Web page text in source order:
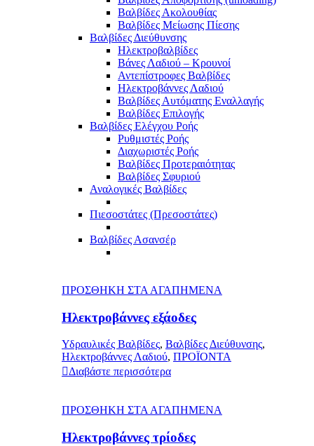
Βαλβίδες Ακολουθίας
Βαλβίδες Μείωσης Πίεσης
Βαλβίδες Διεύθυνσης
Ηλεκτροβαλβίδες
Βάνες Λαδιού – Κρουνοί
Αντεπίστροφες Βαλβίδες
Ηλεκτροβάννες Λαδιού
Βαλβίδες Αυτόματης Εναλλαγής
Βαλβίδες Επιλογής
Βαλβίδες Ελέγχου Ροής
Ρυθμιστές Ροής
Διαχωριστές Ροής
Βαλβίδες Προτεραιότητας
Βαλβίδες Σφυριού
Αναλογικές Βαλβίδες
Πιεσοστάτες (Πρεσοστάτες)
Βαλβίδες Ασανσέρ
ΠΡΟΣΘΗΚΗ ΣΤΑ ΑΓΑΠΗΜΕΝΑ
Ηλεκτροβάννες εξάοδες
Υδραυλικές Βαλβίδες, Βαλβίδες Διεύθυνσης,
Ηλεκτροβάννες Λαδιού, ΠΡΟΪΟΝΤΑ
Διαβάστε περισσότερα
ΠΡΟΣΘΗΚΗ ΣΤΑ ΑΓΑΠΗΜΕΝΑ
Ηλεκτροβάννες τρίοδες